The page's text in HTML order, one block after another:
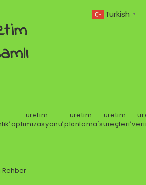
,
üretim
optimizasyonu,
üretim
planlama, üretim
süreçleri,
Rehber
Turkish ▼